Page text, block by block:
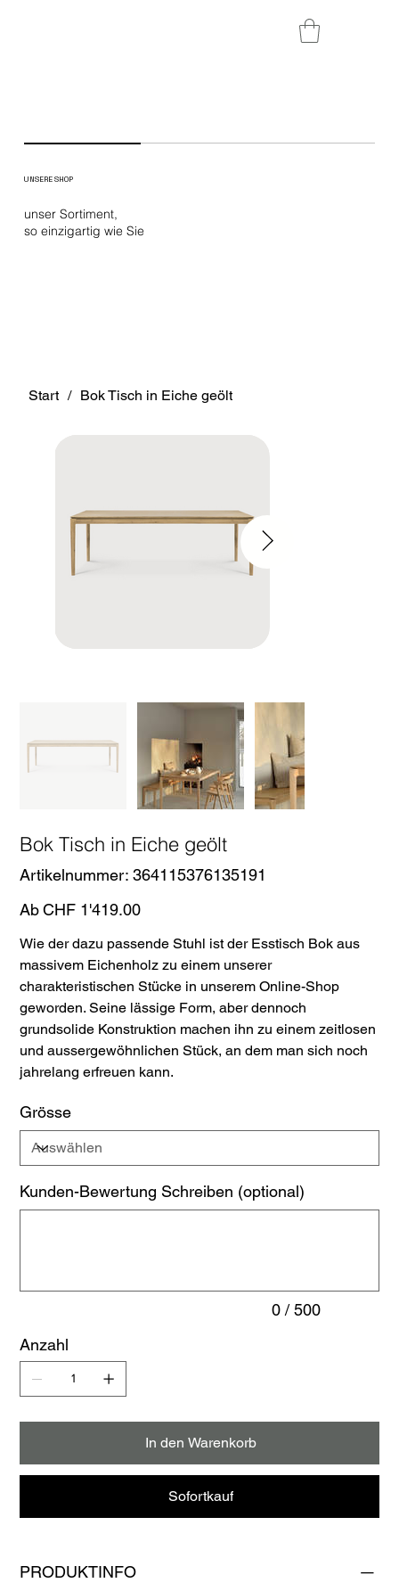
UNSERE SHOP
unser Sortiment,
so einzigartig wie Sie
Start / Bok Tisch in Eiche geölt
Bok Tisch in Eiche geölt
Artikelnummer: Artikelnummer:
364115376135191
364115376135191
Ab
Preis
CHF 1'419.00
Wie der dazu passende Stuhl ist der Esstisch Bok aus
massivem Eichenholz zu einem unserer
charakteristischen Stücke in unserem Online-Shop
geworden. Seine lässige Form, aber dennoch
grundsolide Konstruktion machen ihn zu einem zeitlosen
und aussergewöhnlichen Stück, an dem man sich noch
jahrelang erfreuen kann.
Grösse
Kunden-Bewertung Schreiben (optional)
0 / 500
Anzahl
In den Warenkorb
Sofortkauf
PRODUKTINFO